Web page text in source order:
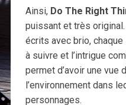
Ainsi, Do The Right
puissant et très
écrits avec brio,
à suivre et l’intrigue
permet d’avoir une vue
l’environnement dans
personnages.